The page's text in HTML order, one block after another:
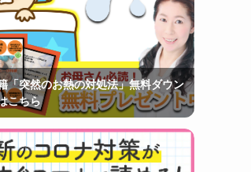
「突然のお熱の対処法」無料ダウン
こちら